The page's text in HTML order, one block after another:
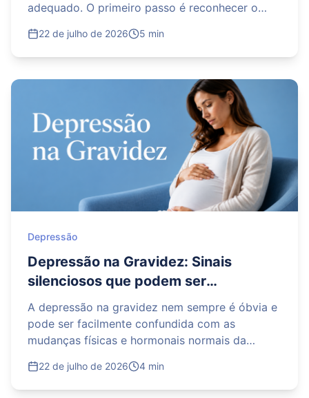
adequado. O primeiro passo é reconhecer o
psicólogos e psiquiatras, indispensáveis para
um tratamento seguro. Além da terapia e de
rotina — como praticar atividades físicas leves,
manter uma alimentação equilibrada e cultivar o
convívio com pessoas de confiança — ajudam a
devolver o bem-estar e a reconstruir a
qualidade de vida.
22 de julho de 2026 5 min
Depressão
Depressão na Gravidez: Sinais
silenciosos que podem ser
confundidos com mudanças comuns
da gravidez
A depressão na gravidez nem sempre é óbvia e
pode ser facilmente confundida com as
mudanças físicas e hormonais normais da
humor, desânimo e isolamento social costumam
ser vistos apenas como "sintomas gestacionais",
22 de julho de 2026 4 min